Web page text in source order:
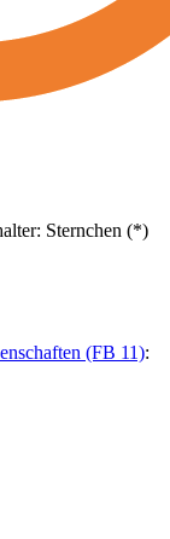
Sternchen (*)
(FB 11):